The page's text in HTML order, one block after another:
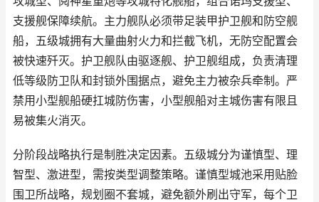
支援舰保障续航。主力舰队必须带足装甲护卫舰和防空舰
船，五级城拥有大量曲射火力和拦截飞机，无防空配置会
被快速歼灭。护卫舰队由驱逐舰、护卫舰组成，负责清理
低等级防卫队和封锁外围据点，避免主力被杂兵牵制。严
禁用小型舰船硬扛城防伤害，小型舰船对主城伤害有限且
易被集火消灭。
分阶段战略执行是制胜决定因素。五级城分为谨慎型、理
智型、激进型，需按类型调整策略。谨慎型城池采用贴脸
围卫所战略，规划圈不套城，避免额外刷出守军，每个卫